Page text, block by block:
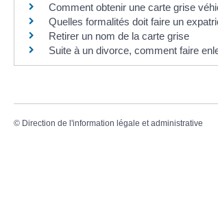
Comment obtenir une carte grise
Quelles formalités doit faire un
Retirer un nom de la carte grise
Suite à un divorce, comment faire
© Direction de l'information légale et administrative